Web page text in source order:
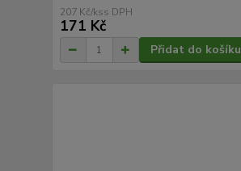
207 Kč/ks
171 Kč
Přidat do košíku